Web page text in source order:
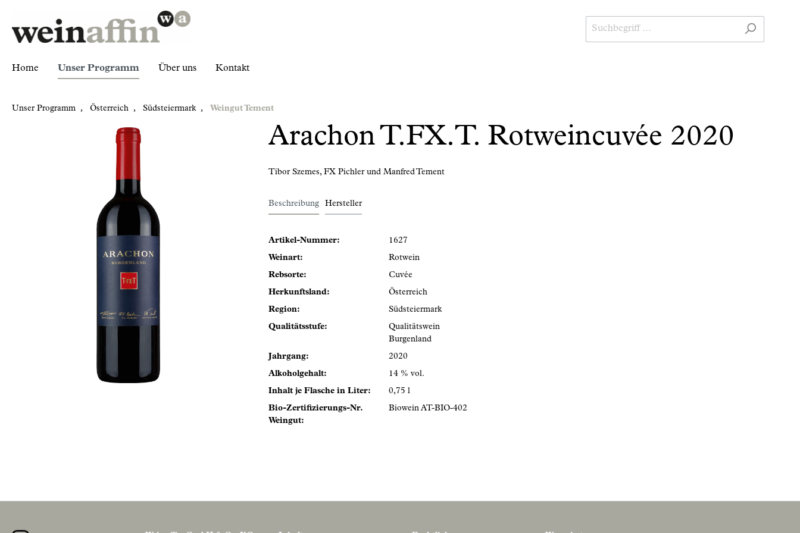
Home Unser Programm Über uns Kontakt
Zur Kategorie Unser Programm
Weingut Tement
Unser Programm , Österreich , Südsteiermark , Weingut Tement
Arachon T.FX.T. Rotweincuvée 2020
Tibor Szemes, FX Pichler und Manfred Tement
Beschreibung Hersteller
Artikel-Nummer: 1627
Weinart: Rotwein
Rebsorte: Cuvée
Herkunftsland: Österreich
Region: Südsteiermark
Qualitätsstufe:
Qualitätswein
Burgenland
Jahrgang: 2020
Alkoholgehalt: 14 % vol.
Inhalt je Flasche in Liter: 0,75 l
Bio-Zertifizierungs-Nr.
Weingut:
Biowein AT-BIO-402